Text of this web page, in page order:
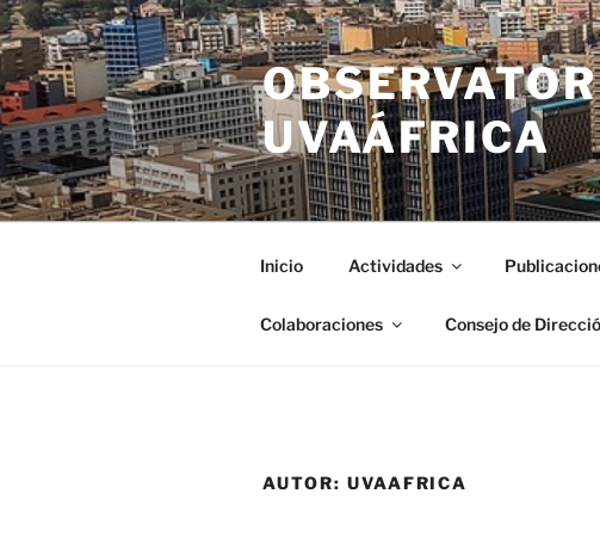
Saltar
al
contenido
UVAÁFRICA
Inicio Actividades
Colaboraciones Consejo de
AUTOR: UVAAFRICA